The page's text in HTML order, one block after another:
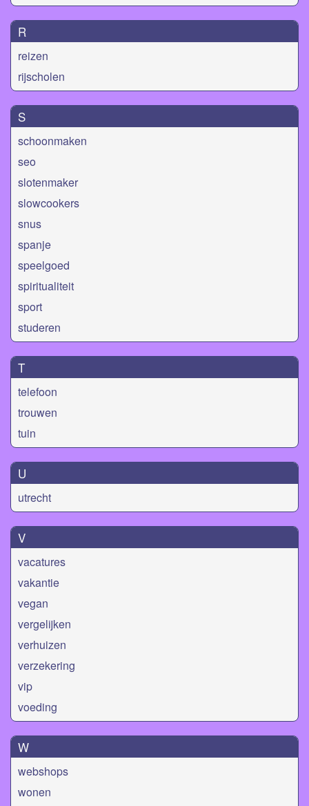
R
reizen
rijscholen
S
schoonmaken
seo
slotenmaker
slowcookers
snus
spanje
speelgoed
spiritualiteit
sport
studeren
T
telefoon
trouwen
tuin
U
utrecht
V
vacatures
vakantie
vegan
vergelijken
verhuizen
verzekering
vip
voeding
W
webshops
wonen